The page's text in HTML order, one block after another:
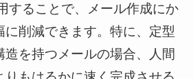
することで、メール作成にか
に削減できます。特に、定型
造を持つメールの場合、人間